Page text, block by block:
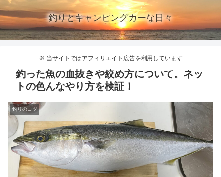
釣りとキャンピングカーな日々
※ 当サイトではアフィリエイト広告を利用しています
釣った魚の血抜きや絞め方について。ネッ
トの色んなやり方を検証！
釣りのコツ